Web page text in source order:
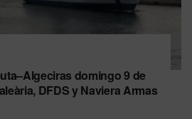
domingo 9 de
DFDS y Naviera Armas